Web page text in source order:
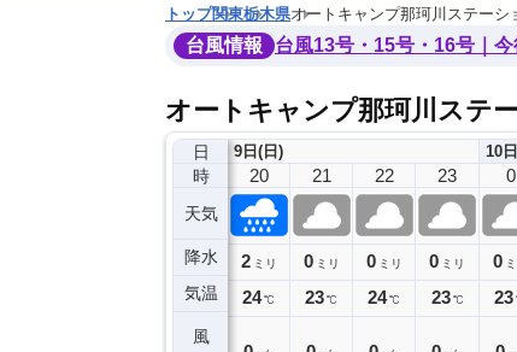
トップ関東栃木県オートキャンプ那珂川ステーシ
台風情報 台風13号・15号・16号｜
オートキャンプ那珂川ステ
日
時
天気
降水
気温
風
9日(日)
19
1ミリ
24℃
20
2 ミリ
24℃
21
0 ミリ
23℃
22
0 ミリ
24℃
23
0 ミリ
23 ℃
10
0
0
23